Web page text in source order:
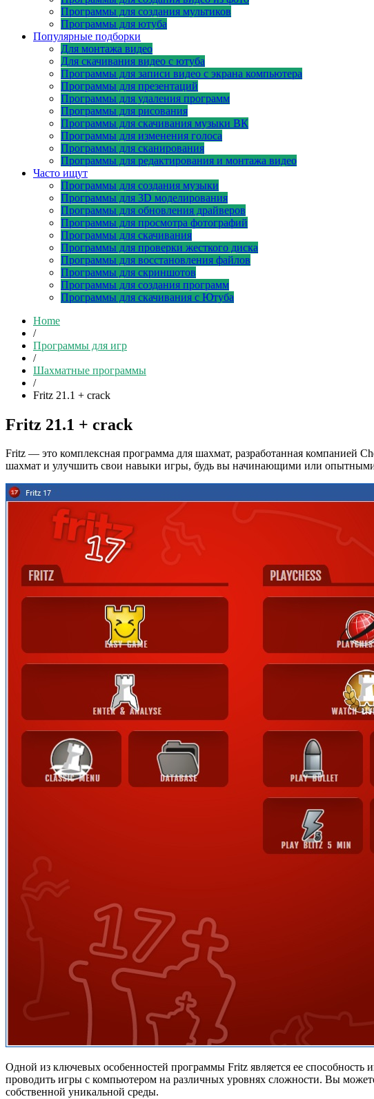
Программы для создания мультиков
Программы для ютуба
Популярные подборки
Для монтажа видео
Для скачивания видео с ютуба
Программы для записи видео с экрана компьютера
Программы для презентаций
Программы для удаления программ
Программы для рисования
Программы для скачивания музыки ВК
Программы для изменения голоса
Программы для сканирования
Программы для редактирования и монтажа видео
Часто ищут
Программы для создания музыки
Программы для 3D моделирования
Программы для обновления драйверов
Программы для просмотра фотографий
Программы для скачивания
Программы для проверки жесткого диска
Программы для восстановления файлов
Программы для скриншотов
Программы для создания программ
Программы для скачивания с Ютуба
Home
/
Программы для игр
/
Шахматные программы
/
Fritz 21.1 + crack
Fritz 21.1 + crack
Fritz — это комплексная программа для шахмат, разработанная компанией
шахмат и улучшить свои навыки игры, будь вы начинающими или
Одной из ключевых особенностей программы Fritz является ее
проводить игры с компьютером на различных уровнях сложности. Вы
собственной уникальной среды.